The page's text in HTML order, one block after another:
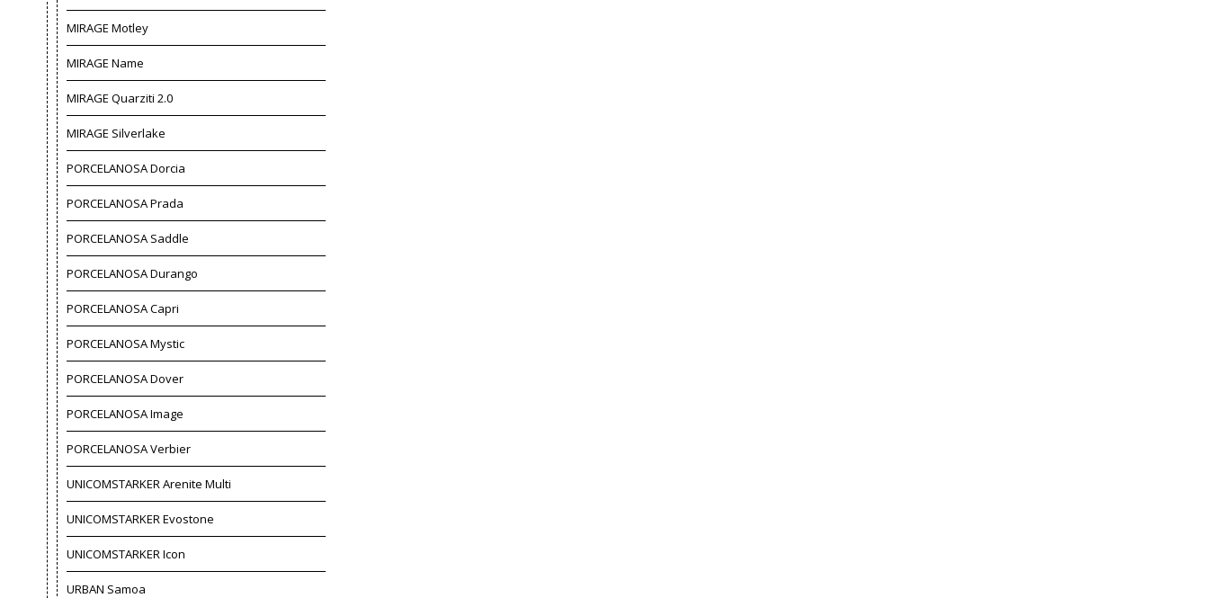
MIRAGE Motley
MIRAGE Name
MIRAGE Quarziti 2.0
MIRAGE Silverlake
PORCELANOSA Dorcia
PORCELANOSA Prada
PORCELANOSA Saddle
PORCELANOSA Durango
PORCELANOSA Capri
PORCELANOSA Mystic
PORCELANOSA Dover
PORCELANOSA Image
PORCELANOSA Verbier
UNICOMSTARKER Arenite Multi
UNICOMSTARKER Evostone
UNICOMSTARKER Icon
URBAN Samoa